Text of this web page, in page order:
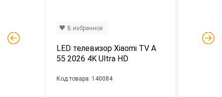
LED телевизор Xiaomi TV A
55 2026 4K Ultra HD
Код товара: 140084
В избранное